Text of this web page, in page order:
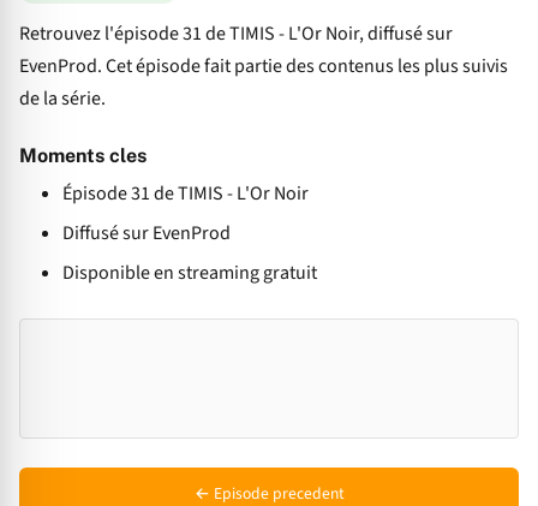
Retrouvez l'épisode 31 de TIMIS - L'Or Noir, diffusé sur
EvenProd. Cet épisode fait partie des contenus les plus suivis
de la série.
Moments cles
Épisode 31 de TIMIS - L'Or Noir
Diffusé sur EvenProd
Disponible en streaming gratuit
← Episode precedent